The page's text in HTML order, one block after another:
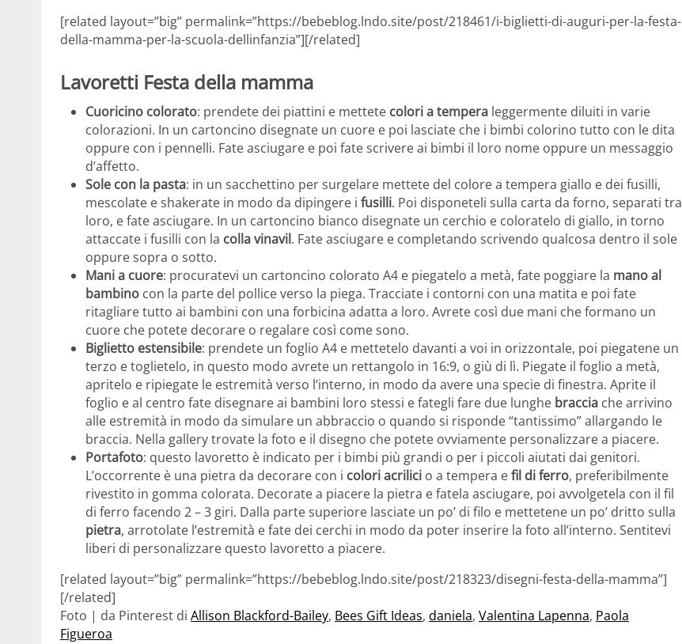
[related layout=”big” permalink=”https://bebeblog.lndo.site/post/218461/i-biglietti-di-auguri-per-la-festa-
della-mamma-per-la-scuola-dellinfanzia”][/related]
Lavoretti Festa della mamma
Cuoricino colorato: prendete dei piattini e mettete colori a tempera leggermente diluiti in varie
colorazioni. In un cartoncino disegnate un cuore e poi lasciate che i bimbi colorino tutto con le dita
oppure con i pennelli. Fate asciugare e poi fate scrivere ai bimbi il loro nome oppure un messaggio
d’affetto.
Sole con la pasta: in un sacchettino per surgelare mettete del colore a tempera giallo e dei fusilli,
mescolate e shakerate in modo da dipingere i fusilli. Poi disponeteli sulla carta da forno, separati tra
loro, e fate asciugare. In un cartoncino bianco disegnate un cerchio e coloratelo di giallo, in torno
attaccate i fusilli con la colla vinavil. Fate asciugare e completando scrivendo qualcosa dentro il sole
oppure sopra o sotto.
Mani a cuore: procuratevi un cartoncino colorato A4 e piegatelo a metà, fate poggiare la mano al
bambino con la parte del pollice verso la piega. Tracciate i contorni con una matita e poi fate
ritagliare tutto ai bambini con una forbicina adatta a loro. Avrete così due mani che formano un
cuore che potete decorare o regalare così come sono.
Biglietto estensibile: prendete un foglio A4 e mettetelo davanti a voi in orizzontale, poi piegatene un
terzo e toglietelo, in questo modo avrete un rettangolo in 16:9, o giù di lì. Piegate il foglio a metà,
apritelo e ripiegate le estremità verso l’interno, in modo da avere una specie di finestra. Aprite il
foglio e al centro fate disegnare ai bambini loro stessi e fategli fare due lunghe braccia che arrivino
alle estremità in modo da simulare un abbraccio o quando si risponde “tantissimo” allargando le
braccia. Nella gallery trovate la foto e il disegno che potete ovviamente personalizzare a piacere.
Portafoto: questo lavoretto è indicato per i bimbi più grandi o per i piccoli aiutati dai genitori.
L’occorrente è una pietra da decorare con i colori acrilici o a tempera efil di ferro, preferibilmente
rivestito in gomma colorata. Decorate a piacere la pietra e fatela asciugare, poi avvolgetela con il fil
di ferro facendo 2 – 3 giri. Dalla parte superiore lasciate un po’ di filo e mettetene un po’ dritto sulla
pietra, arrotolate l’estremità e fate dei cerchi in modo da poter inserire la foto all’interno. Sentitevi
liberi di personalizzare questo lavoretto a piacere.
[related layout=”big” permalink=”https://bebeblog.lndo.site/post/218323/disegni-festa-della-mamma”]
[/related]
Foto | da Pinterest di Allison Blackford-Bailey, Bees Gift Ideas, daniela, Valentina Lapenna, Paola
Figueroa